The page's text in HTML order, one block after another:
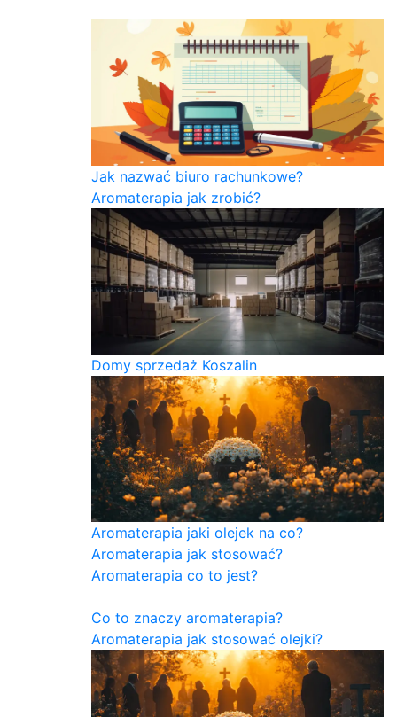
Jak nazwać biuro rachunkowe?
Aromaterapia jak zrobić?
Domy sprzedaż Koszalin
Aromaterapia jaki olejek na co?
Aromaterapia jak stosować?
Aromaterapia co to jest?
Co to znaczy aromaterapia?
Aromaterapia jak stosować olejki?